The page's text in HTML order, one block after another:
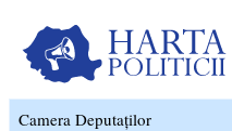
Camera Deputaților